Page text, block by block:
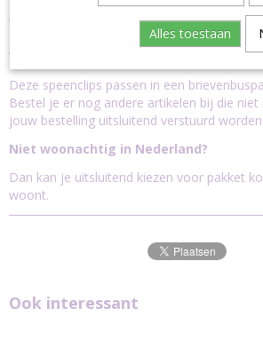
Verzending
Verzending binnen Nederland:
Deze speenclips passen in een
Bestel je er nog andere artikelen bij die
jouw bestelling uitsluitend verstuurd
Niet woonachtig in Nederland?
Dan kan je uitsluitend kiezen voor pakket
woont.
Ook interessant
Alles toestaan